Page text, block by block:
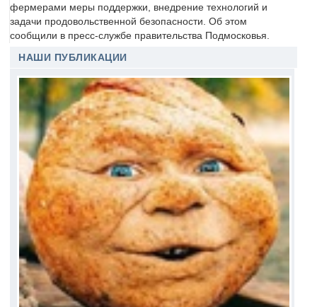
фермерами меры поддержки, внедрение технологий и
задачи продовольственной безопасности. Об этом
сообщили в пресс-службе правительства Подмосковья.
НАШИ ПУБЛИКАЦИИ